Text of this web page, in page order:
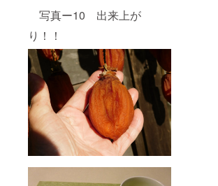
写真ー10 出来上が
り！！